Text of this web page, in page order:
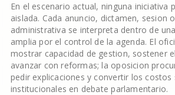
En el escenario actual, ninguna iniciativa
aislada. Cada anuncio, dictamen, sesion
administrativa se interpreta dentro de
amplia por el control de la agenda. El
mostrar capacidad de gestion, sostener
avanzar con reformas; la oposicion
pedir explicaciones y convertir los costos
institucionales en debate parlamentario.